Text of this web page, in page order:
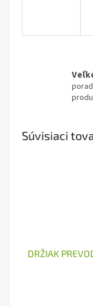
Súvisiaci
DRŽIAK